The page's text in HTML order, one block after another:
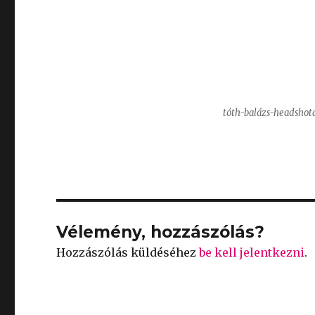
tóth-balázs-
Vélemény, hozzászólás?
Hozzászólás küldéséhezbe kell jelentkezni.